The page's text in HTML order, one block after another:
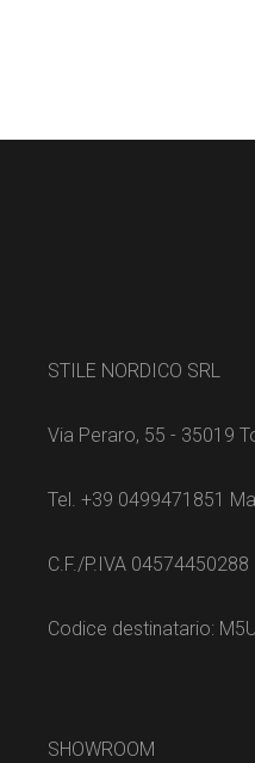
STILE NORDICO SRL
Via Peraro, 55 - 35019
Tel. +39 0499471851
C.F./P.IVA 04574450288
Codice destinatario:
SHOWROOM